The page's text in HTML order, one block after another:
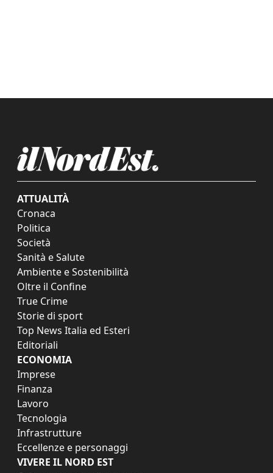
ATTUALITÀ
Cronaca
Politica
Società
Sanità e Salute
Ambiente e Sostenibilità
Oltre il Confine
True Crime
Storie di sport
Top News Italia ed Esteri
Editoriali
ECONOMIA
Imprese
Finanza
Lavoro
Tecnologia
Infrastrutture
Eccellenze e personaggi
VIVERE IL NORD EST